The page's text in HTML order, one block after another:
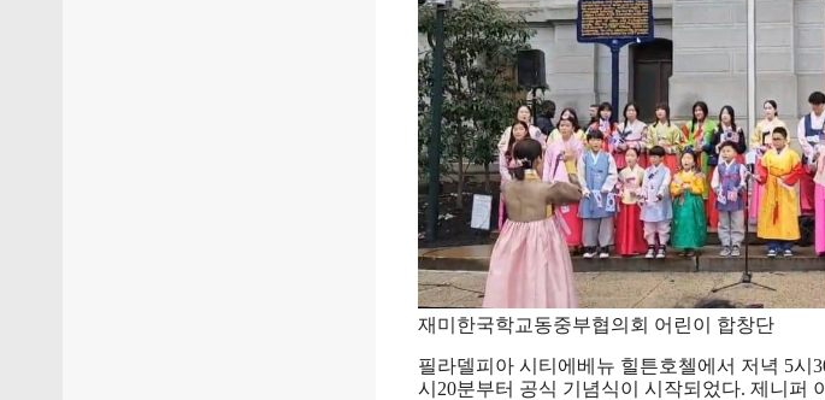
재미한국학교동중부협의회 어린이 합창단
필라델피아 시티에베뉴 힐튼호첼에서 저녁 5
시20분부터 공식 기념식이 시작되었다. 제니퍼